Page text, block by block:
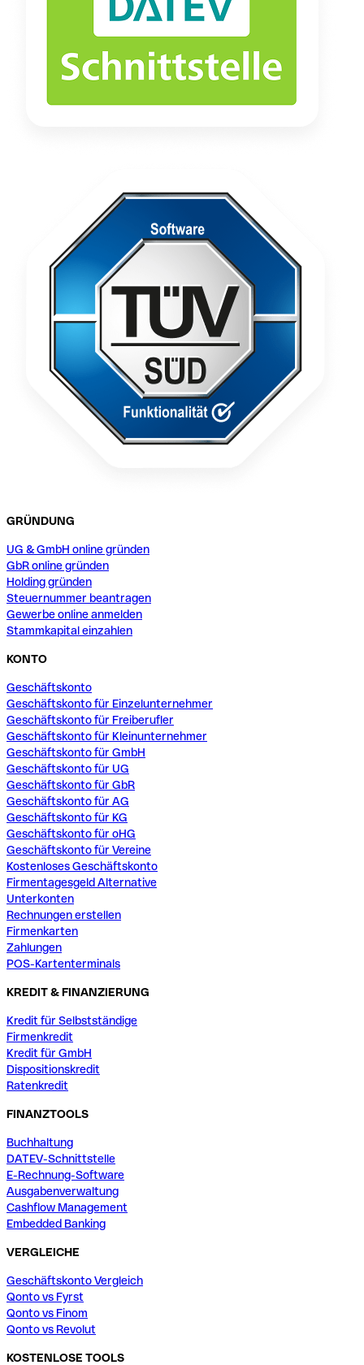
GRÜNDUNG
UG & GmbH online gründen
GbR online gründen
Holding gründen
Steuernummer beantragen
Gewerbe online anmelden
Stammkapital einzahlen
KONTO
Geschäftskonto
Geschäftskonto für Einzelunternehmer
Geschäftskonto für Freiberufler
Geschäftskonto für Kleinunternehmer
Geschäftskonto für GmbH
Geschäftskonto für UG
Geschäftskonto für GbR
Geschäftskonto für AG
Geschäftskonto für KG
Geschäftskonto für oHG
Geschäftskonto für Vereine
Kostenloses Geschäftskonto
Firmentagesgeld Alternative
Unterkonten
Rechnungen erstellen
Firmenkarten
Zahlungen
POS-Kartenterminals
KREDIT & FINANZIERUNG
Kredit für Selbstständige
Firmenkredit
Kredit für GmbH
Dispositionskredit
Ratenkredit
FINANZTOOLS
Buchhaltung
DATEV-Schnittstelle
E-Rechnung-Software
Ausgabenverwaltung
Cashflow Management
Embedded Banking
VERGLEICHE
Geschäftskonto Vergleich
Qonto vs Fyrst
Qonto vs Finom
Qonto vs Revolut
KOSTENLOSE TOOLS